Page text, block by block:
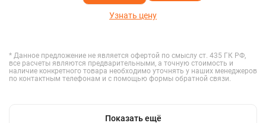
Узнать цену
* Данное предложение не является офертой по смыслу ст. 435 ГК РФ,
все расчеты являются предварительными, а точную стоимость и
наличие конкретного товара необходимо уточнять у наших менеджеров
по контактным телефонам и с помощью формы обратной связи.
Показать ещё